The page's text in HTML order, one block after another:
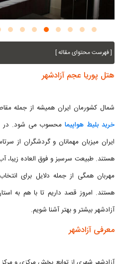
[ فهرست محتوای مقاله ]
هتل پوریا عجم آزادشهر
شمال کشورمان ایران همیشه از جمله
خرید بلیط هواپیما محسوب می شود. در
ایران میزبان مهمانان و گردشگران از
هستند. طبیعت سرسبز و فوق العاده زیبا،
مهربان همگی از جمله دلایل برای
هستند. امروز قصد داریم تا با هم به
آزادشهر بیشتر و بهتر آشنا شویم.
معرفی آزادشهر